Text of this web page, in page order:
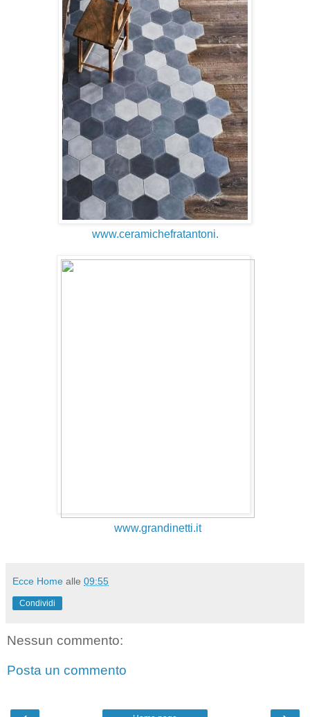
www.ceramichefratantoni.
www.grandinetti.it
Ecce Home alle 09:55
Condividi
Nessun commento:
Posta un commento